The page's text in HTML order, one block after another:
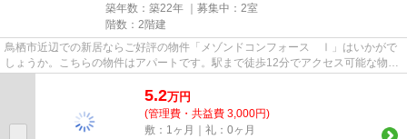
築年数：築22年 ｜募集中： 2室
階数：2階建
鳥栖市近辺での新居ならご好評の物件「メゾンドコンフォース Ⅰ」はいかがで
しょうか。こちらの物件はアパートです。駅まで徒歩12分でアクセス可能な物件
です。どういった生活を送りた...
5.2万円
(管理費・共益費 3,000円)
敷：1ヶ月｜礼：0ヶ月